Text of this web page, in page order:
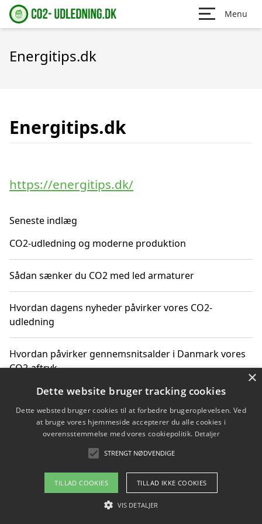
Menu
Energitips.dk
Energitips.dk
https://energitips.dk/
Seneste indlæg
CO2-udledning og moderne produktion
Sådan sænker du CO2 med led armaturer
Hvordan dagens nyheder påvirker vores CO2-
udledning
Hvordan påvirker gennemsnitsalder i Danmark vores
CO2-aftryk
Hvordan nyheder om CO2-udledning påvirker vores
hverdag
Om / kontakt
Blog Betingelser
×
Dette website bruger tracking cookies
Dette websted bruger cookies til at forbedre brugeroplevelsen. Ved
at bruge vores hjemmeside accepterer du alle cookies i
overensstemmelse med vores cookiepolitik. Detaljer
STRENGT NØDVENDIGE
TILLAD COOKIES TILLAD IKKE COOKIES
VIS DETALJER